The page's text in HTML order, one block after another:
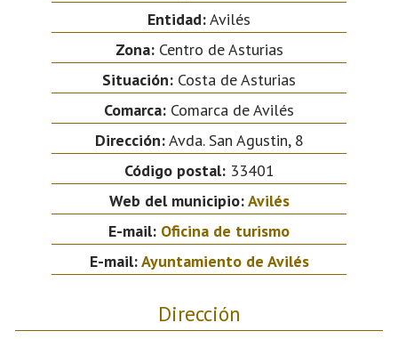
Entidad:Avilés
Zona:Centro de Asturias
Situación: Costa de Asturias
Comarca: Comarca de Avilés
Dirección:Avda. San Agustin, 8
Código postal:33401
Web del municipio:Avilés
E-mail: Oficina de turismo
E-mail:Ayuntamiento de Avilés
Dirección